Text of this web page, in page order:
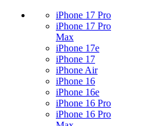
iPhone 17 Pro
iPhone 17 Pro
Max
iPhone 17e
iPhone 17
iPhone Air
iPhone 16
iPhone 16e
iPhone 16 Pro
iPhone 16 Pro